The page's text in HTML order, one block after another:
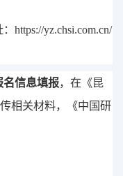
： https://yz.chsi.com.cn/
名信息填报，在 《昆
相关材料，
《中国研